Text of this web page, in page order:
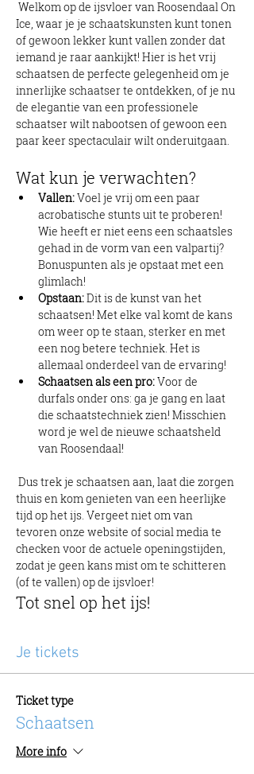
Ice, waar je je schaatskunsten kunt tonen
of gewoon lekker kunt vallen zonder dat
iemand je raar aankijkt! Hier is het vrij
schaatsen de perfecte gelegenheid om je
innerlijke schaatser te ontdekken, of je nu
de elegantie van een professionele
schaatser wilt nabootsen of gewoon een
paar keer spectaculair wilt onderuitgaan.
Wat kun je verwachten?
Vallen: Voel je vrij om een paar
acrobatische stunts uit te proberen!
Wie heeft er niet eens een schaatsles
gehad in de vorm van een valpartij?
Bonuspunten als je opstaat met een
glimlach!
Opstaan: Dit is de kunst van het
schaatsen! Met elke val komt de kans
om weer op te staan, sterker en met
een nog betere techniek. Het is
allemaal onderdeel van de ervaring!
Schaatsen als een pro: Voor de
durfals onder ons: ga je gang en laat
die schaatstechniek zien! Misschien
word je wel de nieuwe schaatsheld
van Roosendaal!
thuis en kom genieten van een heerlijke
tijd op het ijs. Vergeet niet om van
tevoren onze website of social media te
checken voor de actuele openingstijden,
zodat je geen kans mist om te schitteren
(of te vallen) op de ijsvloer!
Tot snel op het ijs!
Je tickets
Ticket type
Schaatsen
More info